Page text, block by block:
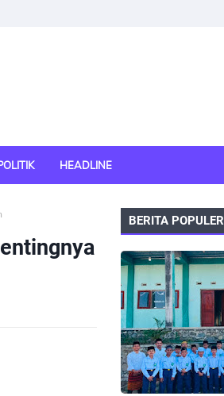
HEADLINE
BERITA POPULER